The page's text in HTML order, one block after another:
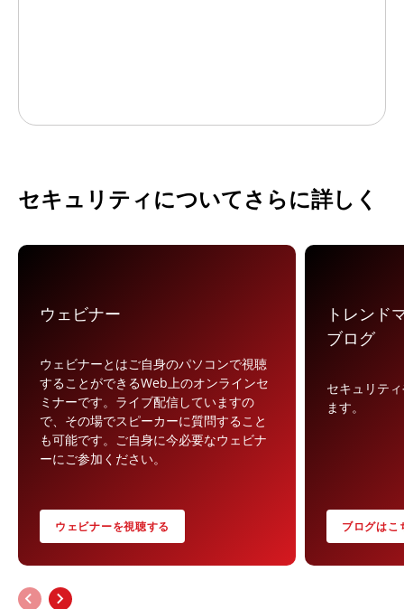
セキュリティについてさらに詳しく
ウェビナー
ウェビナーとはご自身のパソコンで視聴
することができるWeb上のオンラインセ
ミナーです。ライブ配信していますの
で、その場でスピーカーに質問すること
も可能です。ご自身に今必要なウェビナ
ーにご参加ください。
ウェビナーを視聴する
トレンド
ブログ
セキュリテ
ます。
ブログはこ